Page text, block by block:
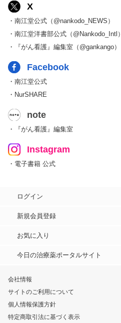
X
・南江堂公式（@nankodo_NEWS）
・南江堂洋書部公式（@Nankodo_Intl）
・『がん看護』編集室（@gankango）
Facebook
・南江堂公式
・NurSHARE
note
・『がん看護』編集室
Instagram
・電子書籍 公式
ログイン
新規会員登録
お気に入り
今日の治療薬ポータルサイト
会社情報
サイトのご利用について
個人情報保護方針
特定商取引法に基づく表示